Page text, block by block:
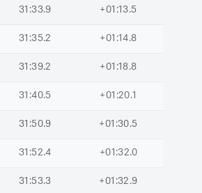
31:33.9 +01:13.5
31:35.2 +01:14.8
31:39.2 +01:18.8
31:40.5 +01:20.1
31:50.9 +01:30.5
31:52.4 +01:32.0
31:53.3 +01:32.9